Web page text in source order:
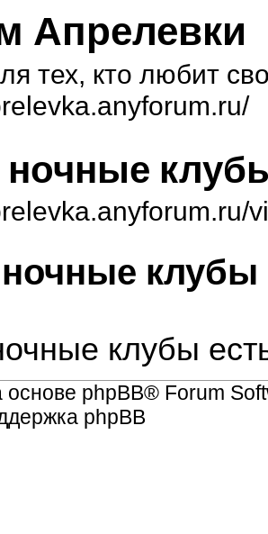
Апрелевки
тех, кто любит
ночные
клубы
клубы
основе phpBB® Forum
phpBB